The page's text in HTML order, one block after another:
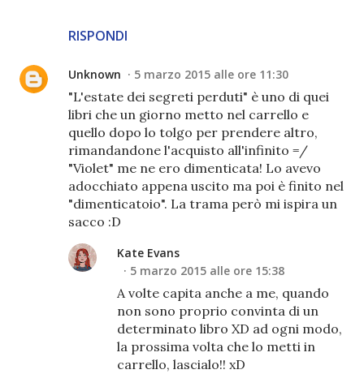
RISPONDI
Unknown 5 marzo 2015 alle ore 11:30
"L'estate dei segreti perduti" è uno di quei
libri che un giorno metto nel carrello e
quello dopo lo tolgo per prendere altro,
rimandandone l'acquisto all'infinito =/
"Violet" me ne ero dimenticata! Lo avevo
adocchiato appena uscito ma poi è finito nel
"dimenticatoio". La trama però mi ispira un
sacco :D
Kate Evans
5 marzo 2015 alle ore 15:38
A volte capita anche a me, quando
non sono proprio convinta di un
determinato libro XD ad ogni modo,
la prossima volta che lo metti in
carrello, lascialo!! xD